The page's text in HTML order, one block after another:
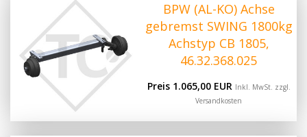
BPW (AL-KO) Achse
gebremst SWING 1800kg
Achstyp CB 1805,
46.32.368.025
Preis 1.065,00 EUR Inkl. MwSt. zzgl.
Versandkosten